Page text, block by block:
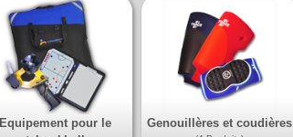
Equipement pour le
Genouillères et coudières